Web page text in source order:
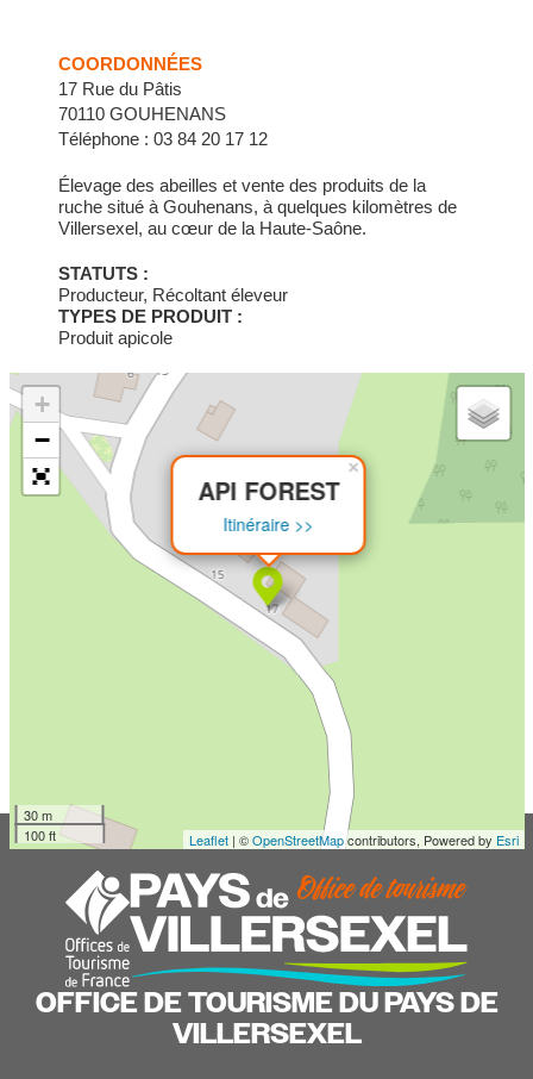
COORDONNÉES
17 Rue du Pâtis
70110 GOUHENANS
Téléphone : 03 84 20 17 12
Élevage des abeilles et vente des produits de la
ruche situé à Gouhenans, à quelques kilomètres de
Villersexel, au cœur de la Haute-Saône.
STATUTS :
Producteur, Récoltant éleveur
TYPES DE PRODUIT :
Produit apicole
API FOREST
Itinéraire >>
×
+
−
30 m
100 ft
Leaflet| ©OpenStreetMapcontributors, Powered by Esri
OFFICE DE TOURISME DU PAYS DE
VILLERSEXEL